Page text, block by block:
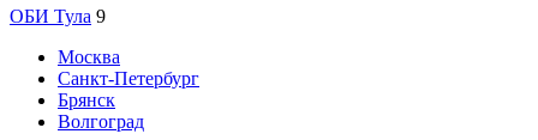
ОБИ Тула 9
Москва
Санкт-Петербург
Брянск
Волгоград